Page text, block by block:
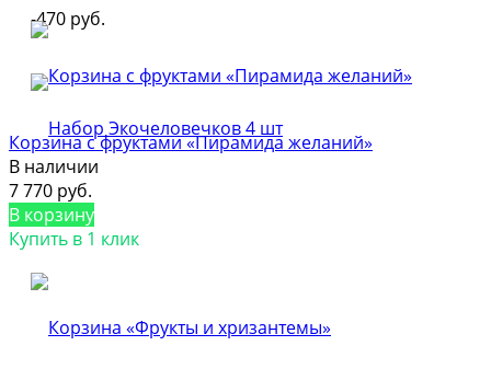
-470 руб.
Корзина с фруктами «Пирамида желаний»
В наличии
7 770 руб.
В корзину
Купить в 1 клик